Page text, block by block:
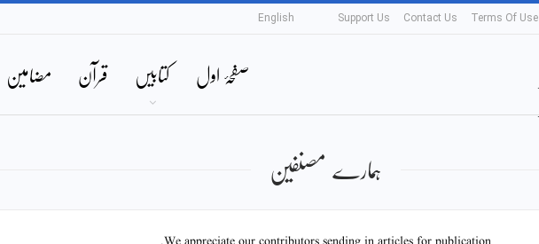
Terms Of Use
Contact Us
Support Us
English
صفحۂ اول کتابیں قرآن مضامین
ہمارے مصنفین
We appreciate our contributors sending in articles for publication.